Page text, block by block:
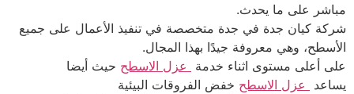
مباشر على ما يحدث.
شركة كيان جدة في جدة متخصصة في تنفيذ الأعمال على جميع
الأسطح، وهي معروفة جيدًا بهذا المجال.
على أعلى مستوى اثناء خدمة
عزل الاسطح حيث أيضا
يساعد
عزل الاسطح خفض الفروقات البيئية